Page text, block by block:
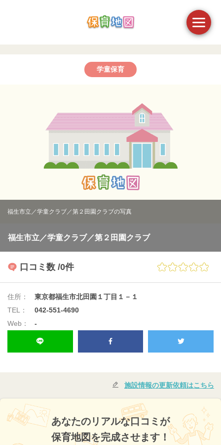
学童保育
福生市立／学童クラブ／第２田園クラブの写真
福生市立／学童クラブ／第２田園クラブ
口コミ数 /0件
住所：
東京都福生市北田園１丁目１－１
TEL：
042-551-4690
Web：
-
施設情報の更新依頼はこちら
あなたのリアルな口コミが
保育地図を完成させます！